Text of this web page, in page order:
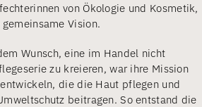
von Ökologie und Kosmetik,
Vision.
Wunsch, eine im Handel nicht
zu kreieren, war ihre Mission
die die Haut pflegen und
beitragen. So entstand die